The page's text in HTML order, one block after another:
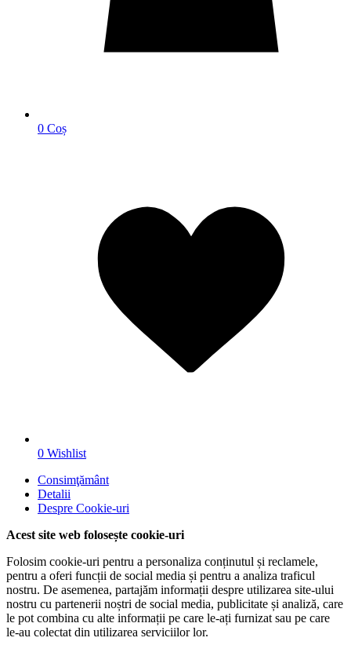
0 Coș
0 Wishlist
Consimţământ
Detalii
Despre Cookie-uri
Acest site web folosește cookie-uri
Folosim cookie-uri pentru a personaliza conținutul și reclamele,
pentru a oferi funcții de social media și pentru a analiza traficul
nostru. De asemenea, partajăm informații despre utilizarea site-ului
nostru cu partenerii noștri de social media, publicitate și analiză, care
le pot combina cu alte informații pe care le-ați furnizat sau pe care
le-au colectat din utilizarea serviciilor lor.